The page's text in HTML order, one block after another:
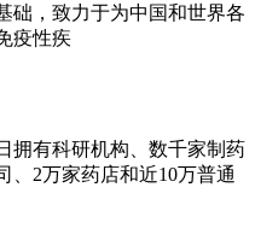
础，致力于为中国和世界各
疫性疾
拥有科研机构、数千家制药
、2万家药店和近10万普通